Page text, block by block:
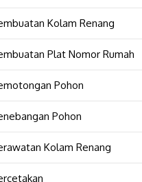
Kolam Renang
Plat Nomor Rumah
Pohon
Pohon
Kolam Renang